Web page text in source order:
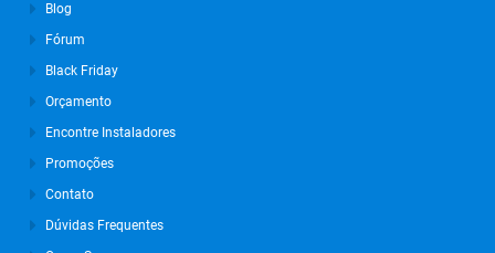
Setembro de 2024
Julho de 2024
Março de 2024
Outubro de 2023
Agosto de 2023
Blog
Fórum
Black Friday
Orçamento
Encontre Instaladores
Promoções
Contato
Dúvidas Frequentes